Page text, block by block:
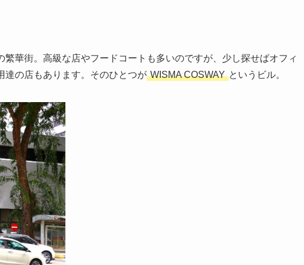
華街。高級な店やフードコートも多いのですが、少し探せばオフィ
達の店もあります。そのひとつがWISMA COSWAY というビル。